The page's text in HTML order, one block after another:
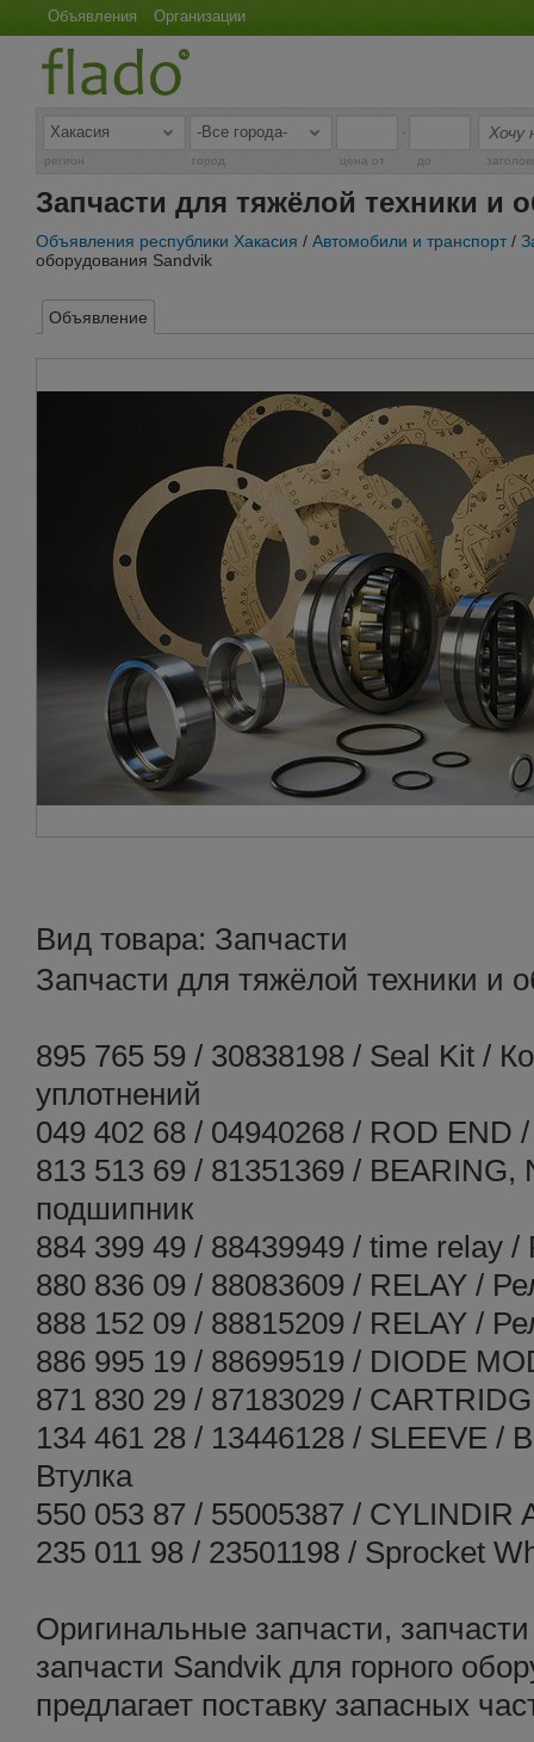
Объявления Организации
-
регион город цена от до
Запчасти для тяжёлой техники и
Объявления республики Хакасия / Автомобили и транспорт /
оборудования Sandvik
Объявление
Вид товара: Запчасти
Запчасти для тяжёлой техники и
895 765 59 / 30838198 / Seal Kit /
уплотнений
049 402 68 / 04940268 / ROD END
813 513 69 / 81351369 / BEARING,
подшипник
884 399 49 / 88439949 / time relay
880 836 09 / 88083609 / RELAY /
888 152 09 / 88815209 / RELAY /
886 995 19 / 88699519 / DIODE
871 830 29 / 87183029 /
134 461 28 / 13446128 / SLEEVE /
Втулка
550 053 87 / 55005387 /
235 011 98 / 23501198 / Sprocket
Оригинальные запчасти,
запчасти Sandvik для горного
предлагает поставку запасных